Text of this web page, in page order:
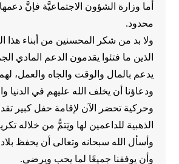
أما وزارة الشؤون الاجتماعيَّة فإنَّ
محدود.
ولا بد من شكر المحسنين من أبناء هذا
الذين ما فتئوا يقدمون الدعم المادي
يدعم بالمال والوقت والجاه والعمل،
ودعاؤنا أن يخلف الله عليهم في الدنيا
وحركية تحضر الآن لإقامة حفل كبير
الذهبية للداعمين لها ويَتمُّ من خلاله
وأسأل الله سبحانه وتعالى أن يحفظ
وأن يوفقنا جميعًا لما يحب ويرضى.